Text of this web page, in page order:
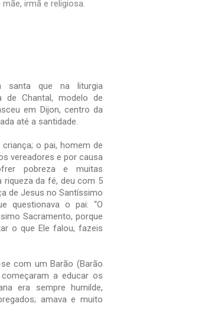
irmã e religiosa.
santa que na liturgia
de Chantal, modelo de
em Dijon, centro da
até a santidade.
o pai, homem de
vereadores e por causa
pobreza e muitas
riqueza da fé, deu com 5
de Jesus no Santíssimo
questionava o pai: “O
Sacramento, porque
o que Ele falou, fazeis
com um Barão (Barão
a educar os
era sempre humilde,
amava e muito